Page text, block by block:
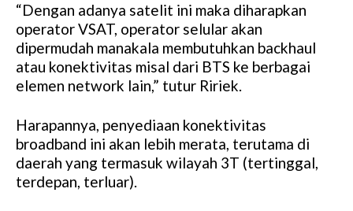
“Dengan adanya satelit ini maka diharapkan
operator VSAT, operator selular akan
dipermudah manakala membutuhkan backhaul
atau konektivitas misal dari BTS ke berbagai
elemen network lain,” tutur Ririek.
Harapannya, penyediaan konektivitas
broadband ini akan lebih merata, terutama di
daerah yang termasuk wilayah 3T (tertinggal,
terdepan, terluar).